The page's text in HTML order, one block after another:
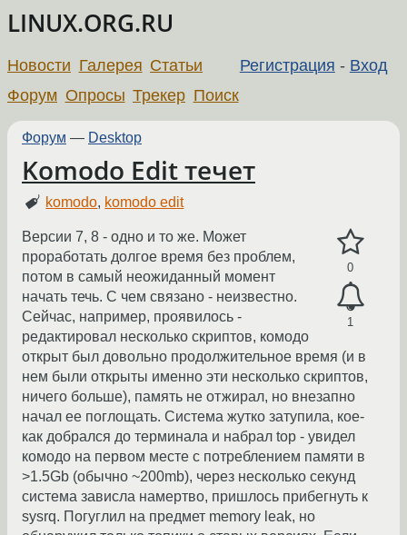
LINUX.ORG.RU
Регистрация - Вход
Новости Галерея Статьи
Форум Опросы Трекер Поиск
Форум — Desktop
Komodo Edit течет
komodo, komodo edit
0
1
Версии 7, 8 - одно и то же. Может
проработать долгое время без проблем,
потом в самый неожиданный момент
начать течь. С чем связано - неизвестно.
Сейчас, например, проявилось -
редактировал несколько скриптов, комодо
открыт был довольно продолжительное время (и в
нем были открыты именно эти несколько скриптов,
ничего больше), память не отжирал, но внезапно
начал ее поглощать. Система жутко затупила, кое-
как добрался до терминала и набрал top - увидел
комодо на первом месте с потреблением памяти в
>1.5Gb (обычно ~200mb), через несколько секунд
система зависла намертво, пришлось прибегнуть к
sysrq. Погуглил на предмет memory leak, но